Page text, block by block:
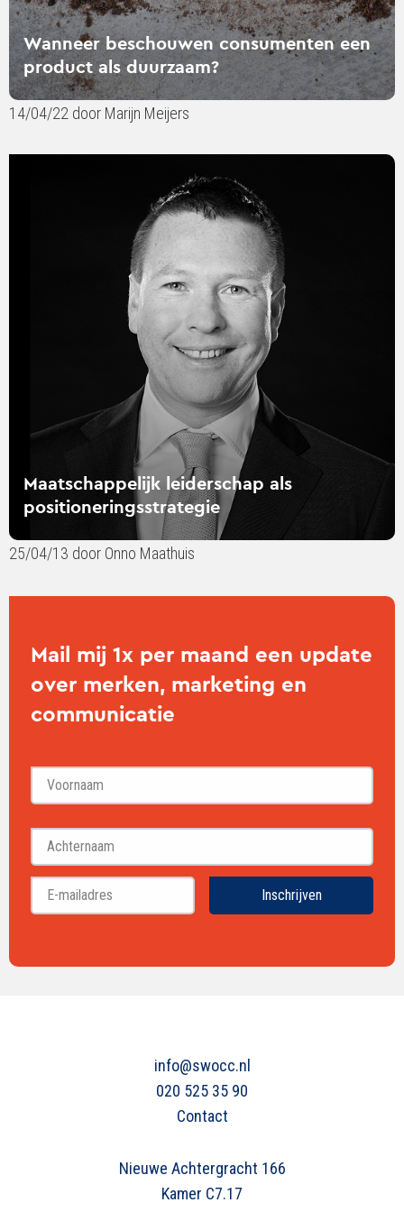
Wanneer beschouwen consumenten een
product als duurzaam?
14/04/22 door Marijn Meijers
Maatschappelijk leiderschap als
positioneringsstrategie
25/04/13 door Onno Maathuis
Mail mij 1x per maand een update
over merken, marketing en
communicatie
Voornaam
Achternaam
Inschrijven
info@swocc.nl
020 525 35 90
Contact
Nieuwe Achtergracht 166
Kamer C7.17